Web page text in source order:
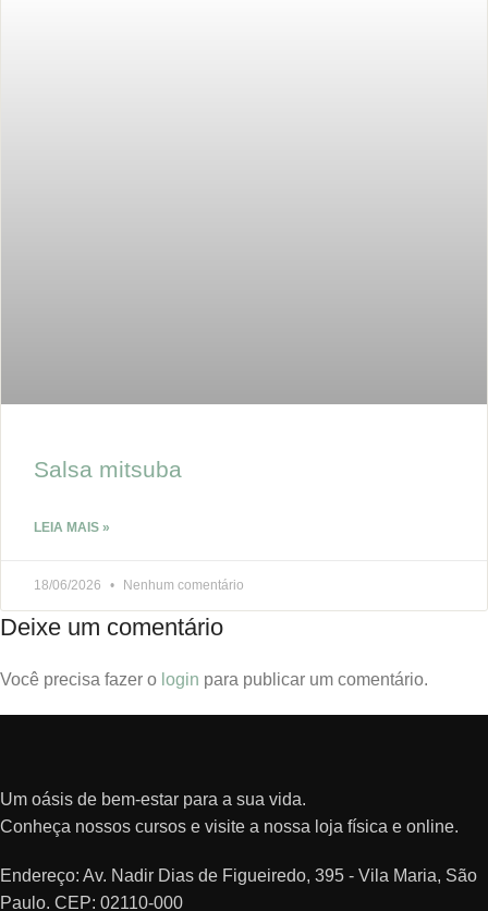
Salsa mitsuba
LEIA MAIS »
18/06/2026 Nenhum comentário
Deixe um comentário
Você precisa fazer o login para publicar um comentário.
Um oásis de bem-estar para a sua vida.
Conheça nossos cursos e visite a nossa loja física e online.
Endereço: Av. Nadir Dias de Figueiredo, 395 - Vila Maria, São
Paulo. CEP: 02110-000